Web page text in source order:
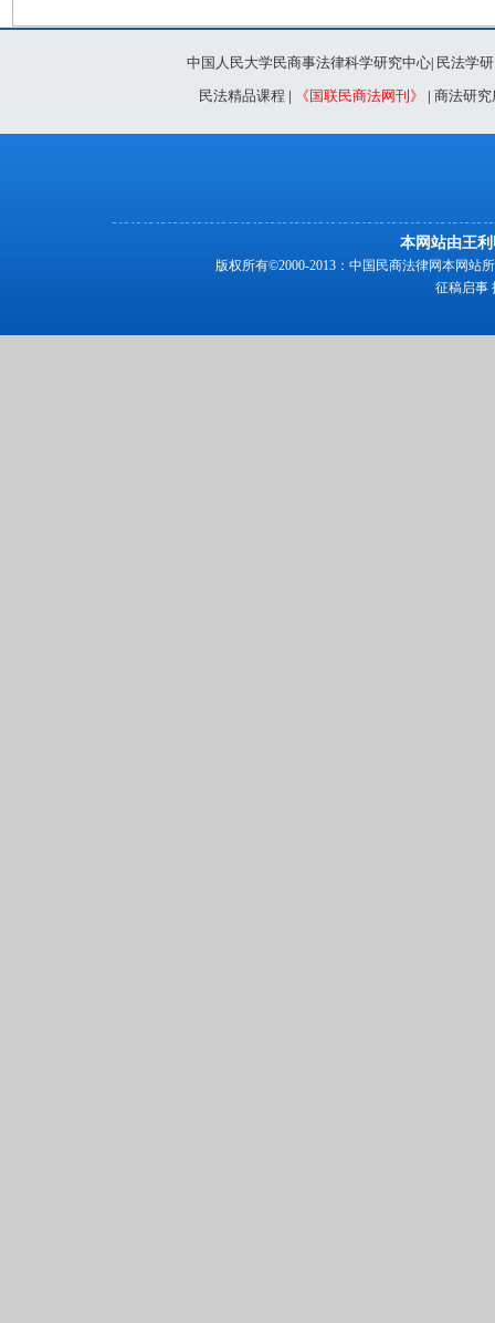
中国人民大学民商事法律科学研究中心| 民法学
民法精品课程 | 《国联民商法网刊》 | 商法研究
本网站由王
版权所有©2000-2013：中国民商法律网本网站
征稿启事